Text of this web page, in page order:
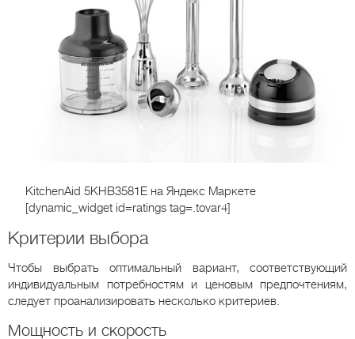
KitchenAid 5KHB3581E на Яндекс Маркете
[dynamic_widget id=ratings tag=.tovar4]
Критерии выбора
Чтобы выбрать оптимальный вариант, соответствующий
индивидуальным потребностям и ценовым предпочтениям,
следует проанализировать несколько критериев.
Мощность и скорость